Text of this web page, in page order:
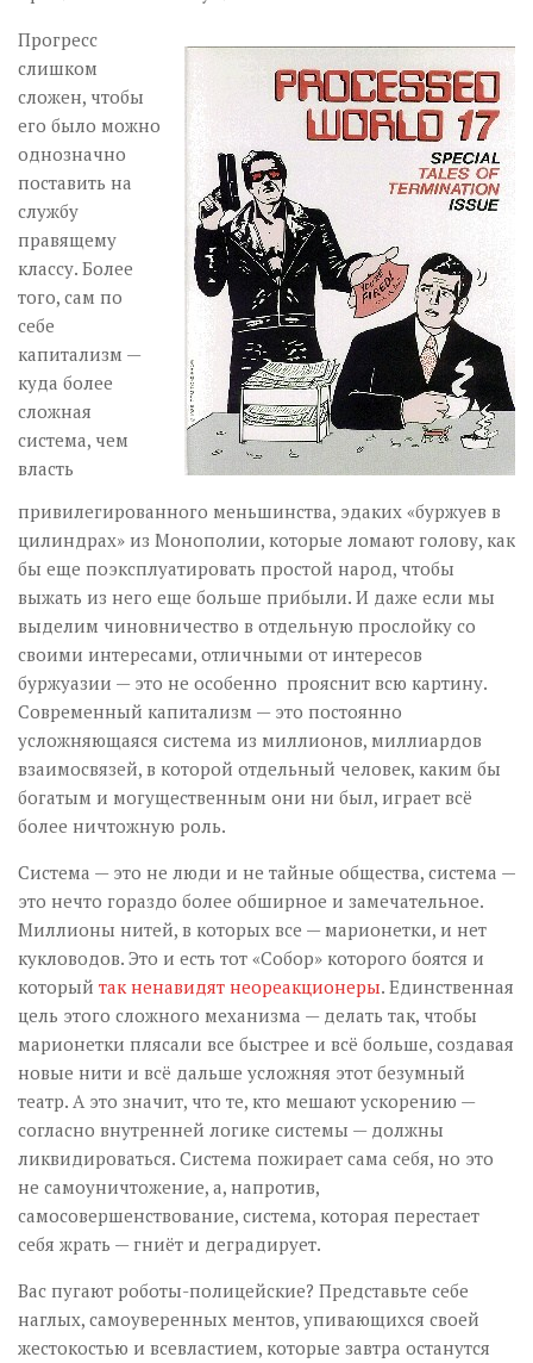
Прогресс
слишком
сложен, чтобы
его было можно
однозначно
поставить на
службу
правящему
классу. Более
того, сам по
себе
капитализм —
куда более
сложная
система, чем
власть
привилегированного меньшинства, эдаких «буржуев в
цилиндрах» из Монополии, которые ломают голову, как
бы еще поэксплуатировать простой народ, чтобы
выжать из него еще больше прибыли. И даже если мы
выделим чиновничество в отдельную прослойку со
своими интересами, отличными от интересов
буржуазии — это не особенно прояснит всю картину.
Современный капитализм — это постоянно
усложняющаяся система из миллионов, миллиардов
взаимосвязей, в которой отдельный человек, каким бы
богатым и могущественным они ни был, играет всё
более ничтожную роль.
Система — это не люди и не тайные общества, система —
это нечто гораздо более обширное и замечательное.
Миллионы нитей, в которых все — марионетки, и нет
кукловодов. Это и есть тот «Собор» которого боятся и
который так ненавидят неореакционеры. Единственная
цель этого сложного механизма — делать так, чтобы
марионетки плясали все быстрее и всё больше, создавая
новые нити и всё дальше усложняя этот безумный
театр. А это значит, что те, кто мешают ускорению —
согласно внутренней логике системы — должны
ликвидироваться. Система пожирает сама себя, но это
не самоуничтожение, а, напротив,
самосовершенствование, система, которая перестает
себя жрать — гниёт и деградирует.
Вас пугают роботы-полицейские? Представьте себе
наглых, самоуверенных ментов, упивающихся своей
жестокостью и всевластием, которые завтра останутся